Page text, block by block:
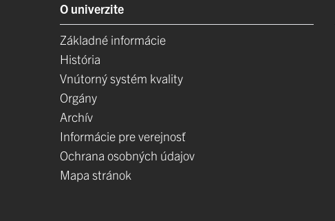
O univerzite
Základné informácie
História
Vnútorný systém kvality
Orgány
Archív
Informácie pre verejnosť
Ochrana osobných údajov
Mapa stránok